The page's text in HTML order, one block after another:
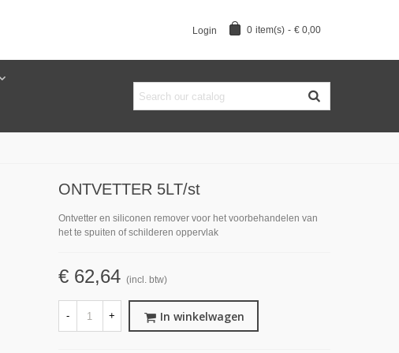
Login 0 item(s) - € 0,00
ONTVETTER 5LT/st
Ontvetter en siliconen remover voor het voorbehandelen van
het te spuiten of schilderen oppervlak
€ 62,64 (incl. btw)
- + In winkelwagen